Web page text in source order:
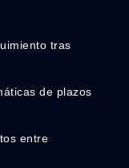
tras
de plazos
entre